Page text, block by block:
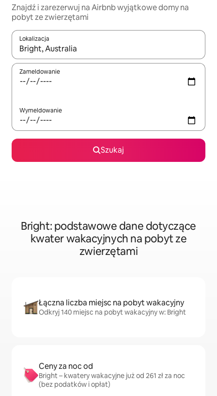
Znajdź i zarezerwuj na Airbnb wyjątkowe domy na
pobyt ze zwierzętami
Lokalizacja
Gdy wyniki będą dostępne, możesz poruszać się po nich za
Zameldowanie
Wymeldowanie
Szukaj
Bright: podstawowe dane dotyczące
kwater wakacyjnych na pobyt ze
zwierzętami
Łączna liczba miejsc na pobyt wakacyjny
Odkryj 140 miejsc na pobyt wakacyjny w: Bright
Ceny za noc od
Bright – kwatery wakacyjne już od 261 zł za noc
(bez podatków i opłat)